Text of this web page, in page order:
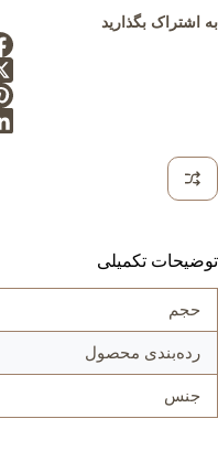
به اشتراک بگذارید
توضیحات تکمیلی
حجم
رده‌بندی محصول
جنس